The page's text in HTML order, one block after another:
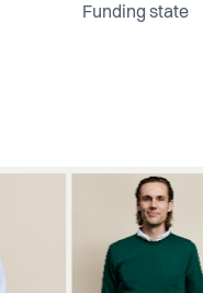
Funding state